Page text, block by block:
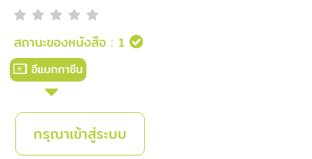
สถานะของหนังสือ : 1
อีแมกกาซีน
กรุณาเข้าสู่ระบบ